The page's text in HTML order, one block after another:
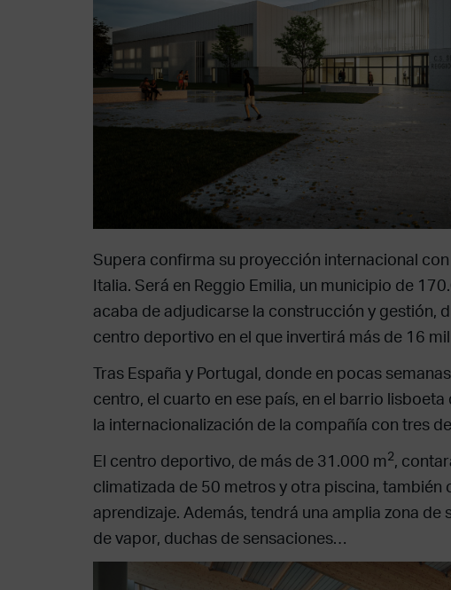
Supera confirma su proyección internacional
Italia. Será en Reggio Emilia, un municipio de
acaba de adjudicarse la construcción y gestión,
centro deportivo en el que invertirá más de 16
Tras España y Portugal, donde en pocas
centro, el cuarto en ese país, en el barrio
la internacionalización de la compañía con tres
El centro deportivo, de más de 31.000 m2,
climatizada de 50 metros y otra piscina, también
aprendizaje. Además, tendrá una amplia zona de
de vapor, duchas de sensaciones…